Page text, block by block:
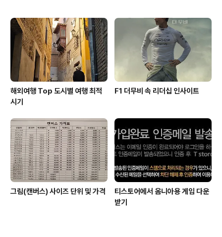
해외여행 Top 도시별 여행 최적
시기
F1 더무비 속 리더십 인사이트
그림(캔버스) 사이즈 단위 및 가격
티스토어에서 옴니아용 게임 다운
받기